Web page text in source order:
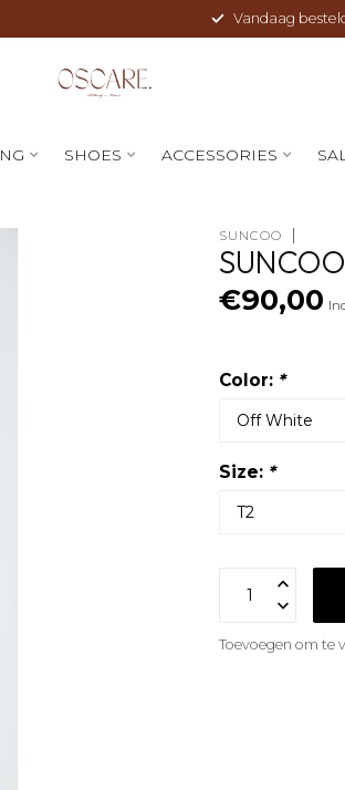
Vandaag
SHOES ACCESSORIES
SUNCOO
€90,00
Color: *
Size: *
Toevoegen om te